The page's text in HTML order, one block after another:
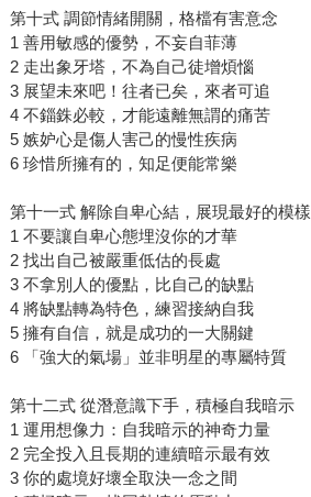
第十式 調節情緒開關，格檔有害意念
1 善用敏感的優勢，不妄自菲薄
2 走出象牙塔，不為自己徒增煩惱
3 展望未來吧！往者已矣，來者可追
4 不錙銖必較，才能遠離無謂的痛苦
5 嫉妒心是傷人害己的慢性疾病
6 珍惜所擁有的，知足便能常樂
第十一式 解除自卑心結，展現最好的模樣
1 不要讓自卑心態埋沒你的才華
2 找出自己被嚴重低估的長處
3 不拿別人的優點，比自己的缺點
4 將缺點轉為特色，練習接納自我
5 擁有自信，就是成功的一大關鍵
6 「強大的氣場」並非明星的專屬特質
第十二式 從潛意識下手，積極自我暗示
1 運用想像力：自我暗示的神奇力量
2 完全投入且長期的連續暗示最有效
3 你的處境好壞全取決一念之間